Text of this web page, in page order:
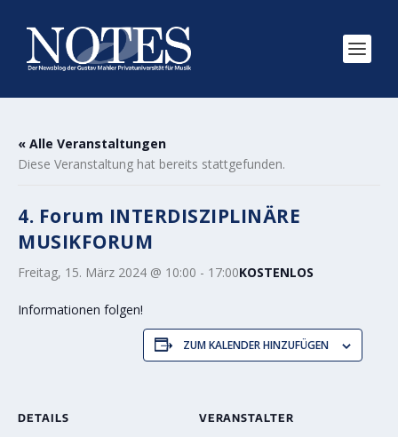
« Alle Veranstaltungen
Diese Veranstaltung hat bereits stattgefunden.
4. Forum INTERDISZIPLINÄRE
MUSIKFORUM
Freitag, 15. März 2024 @ 10:00 - 17:00KOSTENLOS
Informationen folgen!
ZUM KALENDER HINZUFÜGEN
DETAILS VERANSTALTER